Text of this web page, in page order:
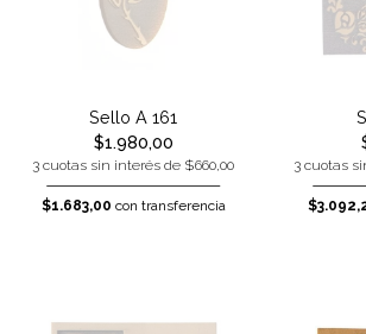
Sello A 161
$1.980,00
3 cuotas sin interés de $660,00
$1.683,00 con transferencia
3 cuotas